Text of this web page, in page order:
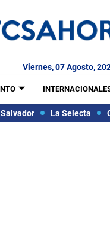
Viernes, 07 Agosto,
La Selecta